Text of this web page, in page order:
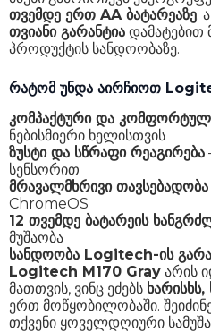
თვემდე ერთ AA ბატარეაზე.
თვიანი გარანტია დამატებით
პროდუქტის სანდოობაზე.
რატომ უნდა აირჩიოთ
კომპაქტური და
ნებისმიერი ხელისთვის
ზუსტი და სწრაფი რეაგირება
სენსორით
მრავალმხრივი თავსებადობა
ChromeOS
12 თვემდე ბატარეის
მუშაობა
სანდოობა Logitech-ის
Logitech M170 Gray არის
მათთვის, ვინც ეძებს
ერთ მოწყობილობაში.
თქვენი ყოველდღიური